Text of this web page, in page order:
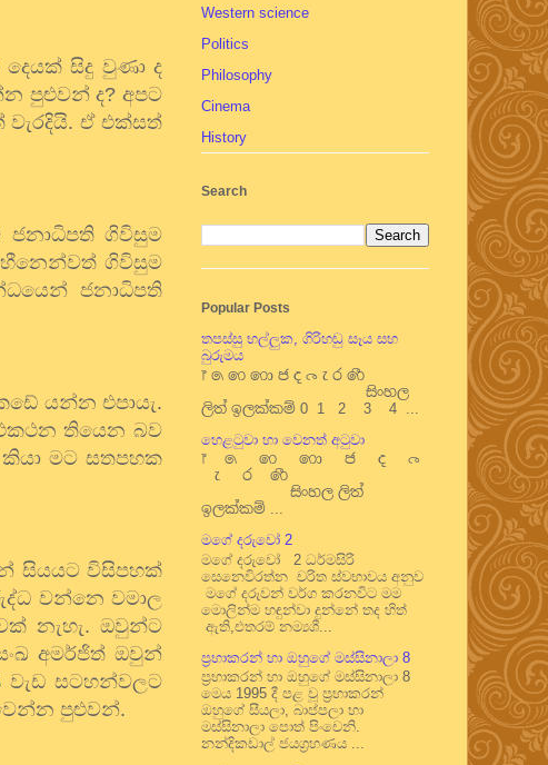
සිදු වුණා ද
පුළුවන් ද? අපට
ඒ එක්සත්
ගිවිසුම
හීනෙන්වත් ගිවිසුම
ජනාධිපති
යන්න එපායැ.
තියෙන බව
මට සතපහක
සියයට විසිපහක්
වන්නෙ වමාල
නැහැ. ඔවුන්ට
අමර්ජිත් ඔවුන්
වැඩ සටහන්වලට
පුළුවන්.
Western science
Politics
Philosophy
Cinema
History
Search
Popular Posts
තපස්සු භල්ලුක, ගිරිහඬු සෑය සහ
බුරුමය
෦ ෧ ෨ ෩ ෪ ෫ ෬ ෭ ෮ ෯
සිංහල
ලිත් ඉලක්කම් 0 1 2 3 4 ...
හෙළටුවා හා වෙනත් අටුවා
෦ ෧ ෨ ෩ ෪ ෫ ෬
෭ ෮ ෯
සිංහල ලිත්
ඉලක්කම් ...
මගේ දරුවෝ 2
මගේ දරුවෝ 2 ධර්මසිරි
සෙනෙවිරත්න චරිත ස්වභාවය අනුව
මගේ දරුවන් වර්ග කරනවිට මම
මොලින්ම හඳුන්වා දුන්නේ තද හිත්
ඇති,එතරම් නම්‍යශී...
ප්‍රභාකරන් හා ඔහුගේ මස්සිනාලා 8
ප්‍රභාකරන් හා ඔහුගේ මස්සිනාලා 8
මෙය 1995 දී පළ වූ ප්‍රභාකරන්
ඔහුගේ සීයලා, බාප්පලා හා
මස්සිනාලා පොත් පිංචෙනි.
නන්දිකඩාල් ජයග්‍රහණය ...